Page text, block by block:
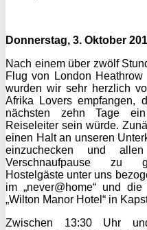
Donnerstag, 3. Oktober
Nach einem über zwölf
Flug von London Heathrow
wurden wir sehr herzlich
Afrika Lovers empfangen,
nächsten zehn Tage ein
Reiseleiter sein würde.
einen Halt an unseren
einzuchecken und
Verschnaufpause zu
Hostelgäste unter uns
im „never@home“ und
„Wilton Manor Hotel“ in
Zwischen 13:30 Uhr